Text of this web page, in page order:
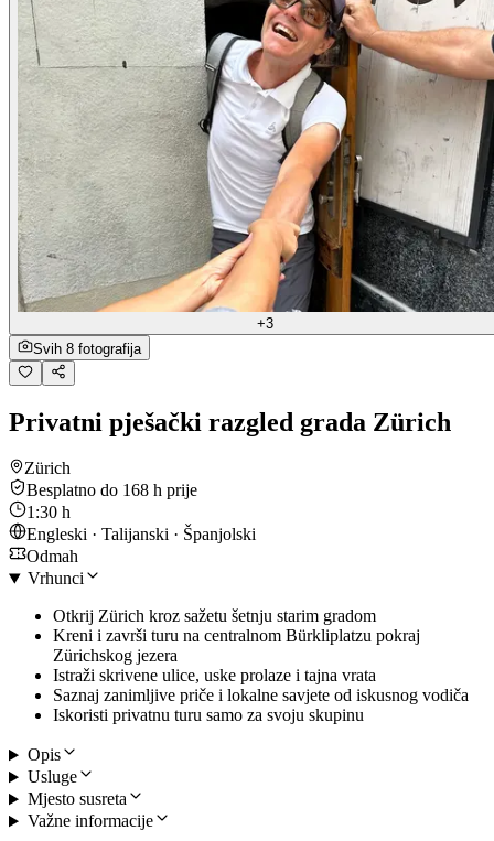
+3
Svih 8 fotografija
Privatni pješački razgled grada Zürich
Zürich
Besplatno do 168 h prije
1:30 h
Engleski · Talijanski · Španjolski
Odmah
Vrhunci
Otkrij Zürich kroz sažetu šetnju starim gradom
Kreni i završi turu na centralnom Bürkliplatzu pokraj
Zürichskog jezera
Istraži skrivene ulice, uske prolaze i tajna vrata
Saznaj zanimljive priče i lokalne savjete od iskusnog vodiča
Iskoristi privatnu turu samo za svoju skupinu
Opis
Usluge
Mjesto susreta
Važne informacije